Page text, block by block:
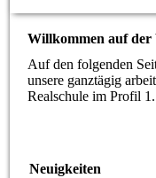
Willkommen auf der
Auf den folgenden
unsere ganztägig
Realschule im Profil 1.
Neuigkeiten